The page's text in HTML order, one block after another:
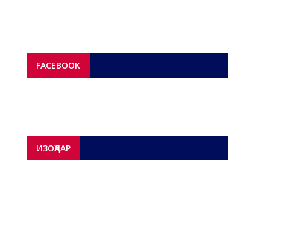
FACEBOOK
ИЗОҲЛАР